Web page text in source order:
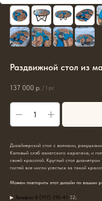
Раздвижной стол из
137 000 р. / 1 pc
Дизайнерский стол с волнами,
Каповый слэб азиатского карагача, и
своей красотой. Круглый стол
гостей все могли усесться за такой
Можем повторить этот дизайн по вашим
▶ Телефон: 8 (917) 295-41-32;